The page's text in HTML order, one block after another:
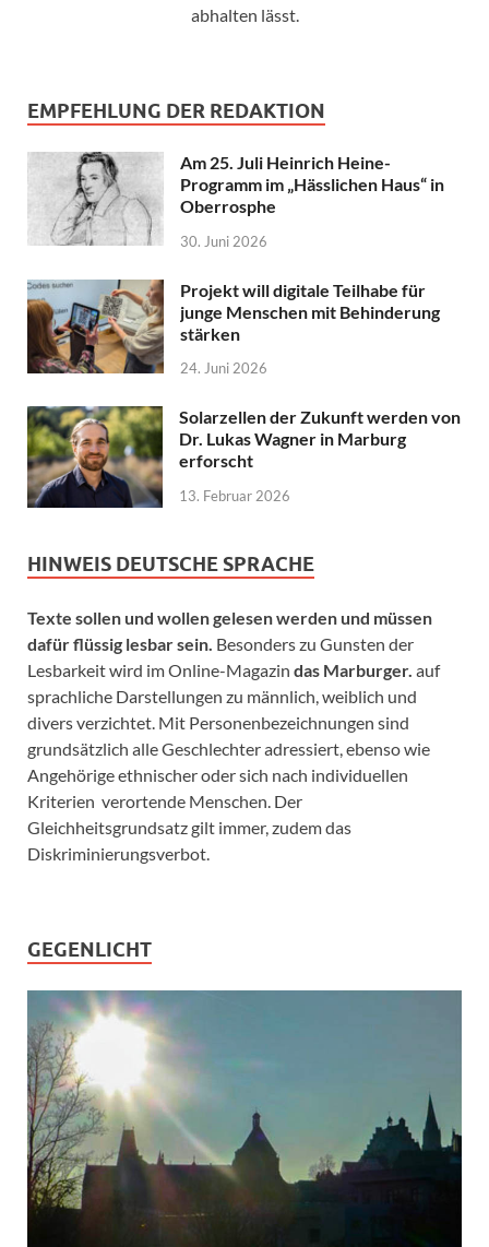
abhalten lässt.
EMPFEHLUNG DER REDAKTION
Am 25. Juli Heinrich Heine-
Programm im „Hässlichen Haus“ in
Oberrosphe
30. Juni 2026
Projekt will digitale Teilhabe für
junge Menschen mit Behinderung
stärken
24. Juni 2026
Solarzellen der Zukunft werden von
Dr. Lukas Wagner in Marburg
erforscht
13. Februar 2026
HINWEIS DEUTSCHE SPRACHE
Texte sollen und wollen gelesen werden und müssen
dafür flüssig lesbar sein. Besonders zu Gunsten der
Lesbarkeit wird im Online-Magazin das Marburger. auf
sprachliche Darstellungen zu männlich, weiblich und
divers verzichtet. Mit Personenbezeichnungen sind
grundsätzlich alle Geschlechter adressiert, ebenso wie
Angehörige ethnischer oder sich nach individuellen
Kriterien verortende Menschen. Der
Gleichheitsgrundsatz gilt immer, zudem das
Diskriminierungsverbot.
GEGENLICHT